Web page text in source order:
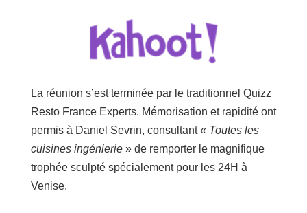
La réunion s’est terminée par le traditionnel Quizz
Resto France Experts. Mémorisation et rapidité ont
permis à Daniel Sevrin, consultant « Toutes les
cuisines ingénierie» de remporter le magnifique
trophée sculpté spécialement pour les 24H à
Venise.